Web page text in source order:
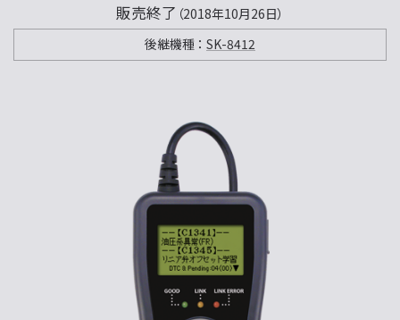
販売終了 （2018年10月26日）
後継機種 ： SK-8412